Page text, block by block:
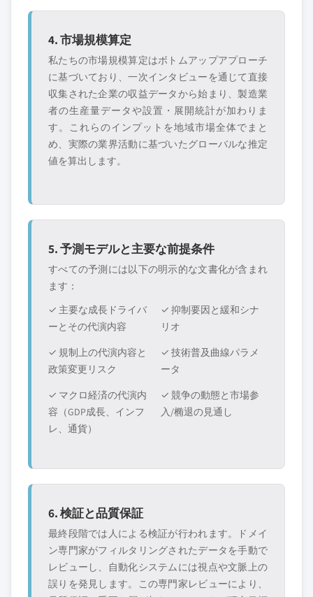
4. 市場規模算定
私たちの市場規模算定はボトムアップアプローチ
に基づいており、一次インタビューを通じて直接
収集された企業の収益データから始まり、製造業
者の生産量データや設置・展開統計が加わりま
す。これらのインプットを地域市場全体でまと
め、実際の業界活動に基づいたグローバルな推定
値を算出します。
5. 予測モデルと主要な前提条件
すべての予測には以下の明示的な文書化が含まれ
ます：
✓ 主要な成長ドライバ
ーとその代演内容
✓ 抑制要因と緩和シナ
リオ
✓ 規制上の代演内容と
政策変更リスク
✓ 技術普及曲線パラメ
ータ
✓ マクロ経済の代演内
容（GDP成長、インフ
レ、通貨）
✓ 競争の動態と市場参
入/椭退の見通し
6. 検証と品質保証
最終段階では人による検証が行われます。ドメイ
ン専門家がフィルタリングされたデータを手動で
レビューし、自動化システムには視点や文脈上の
誤りを発見します。この専門家レビューにより、